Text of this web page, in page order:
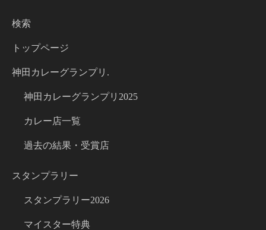
検索
トップページ
神田カレーグランプリ.
神田カレーグランプリ2025
カレー店一覧
過去の結果・受賞店
スタンプラリー
スタンプラリー2026
マイスター特典